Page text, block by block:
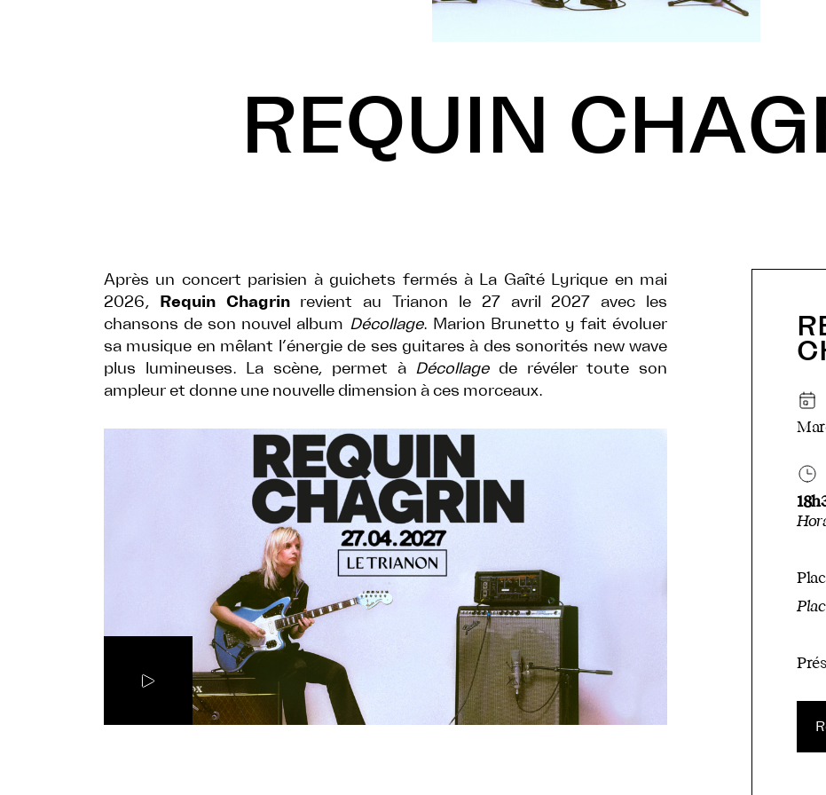
REQUIN
Après un concert parisien à guichets fermés à La Gaîté Lyrique en mai
2026, Requin Chagrinrevient au Trianon le 27 avril 2027 avec les
chansons de son nouvel album Décollage. Marion Brunetto y fait évoluer
sa musique en mêlant l’énergie de ses guitares à des sonorités new wave
plus lumineuses. La scène, permet à Décollagede révéler toute son
ampleur et donne une nouvelle dimension à ces morceaux.